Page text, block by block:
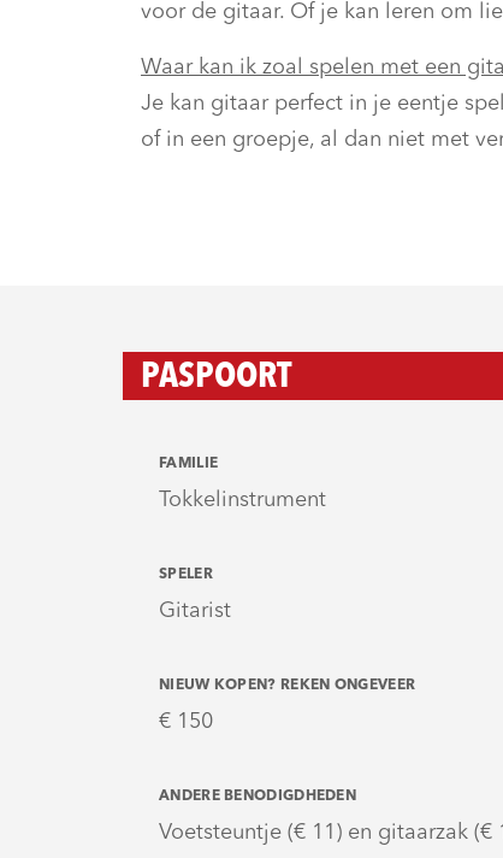
voor de gitaar. Of je kan leren om
Waar kan ik zoal spelen met een
Je kan gitaar perfect in je eentje
of in een groepje, al dan niet met
PASPOORT
FAMILIE
Tokkelinstrument
SPELER
Gitarist
NIEUW KOPEN? REKEN ONGEVEER
€ 150
ANDERE BENODIGDHEDEN
Voetsteuntje (€ 11) en gitaarzak (€